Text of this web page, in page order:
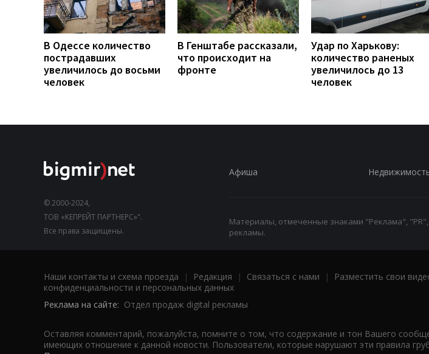
В Одессе количество
пострадавших
увеличилось до восьми
человек
В Генштабе рассказали,
что происходит на
фронте
Удар по Харькову:
количество раненых
увеличилось до 13
человек
© 2000-2024,
ТОВ «КЕПРЕЙТ ПАРТНЕРС»".
Все права защищены.
Афиша
Материалы, отмеченные знаками "Реклама",
рекламы.
Наши контакты и схема проезда | Редакция | Связаться с нами | Разместить свои
конфиденциальности и персональных данных
Реклама на сайте: Отдел продаж digital рекламы
Оставляя комментарий, пожалуйста, помните о том, что содержание и тон Вашего
имеющих отношение к данной новости. Пользователи, которые нарушают эти правила